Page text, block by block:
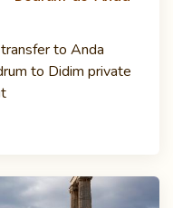
to Anda
to Didim private